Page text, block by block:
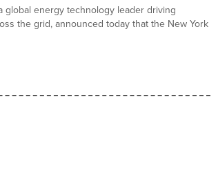
global energy technology leader driving
the grid, announced today that the New York